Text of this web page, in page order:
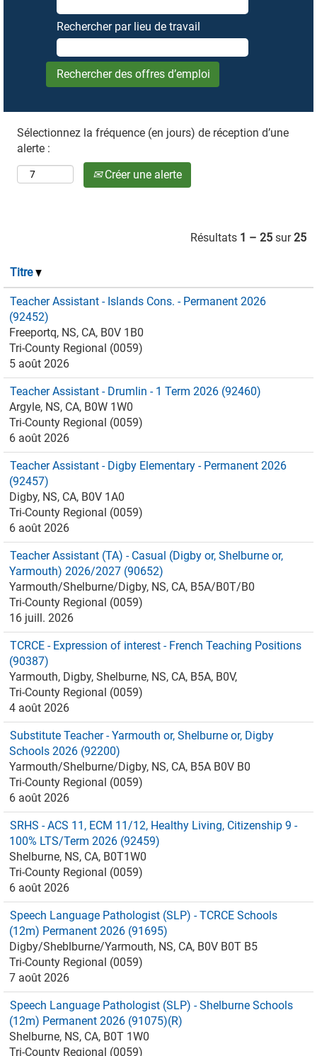
Rechercher par lieu de travail
Sélectionnez la fréquence (en jours) de réception d’une
alerte :
Créer une alerte
Résultats 1 – 25 sur25
Titre
Teacher Assistant - Islands Cons. - Permanent 2026
(92452)
Freeportq, NS, CA, B0V 1B0
Tri-County Regional (0059)
5 août 2026
Teacher Assistant - Drumlin - 1 Term 2026 (92460)
Argyle, NS, CA, B0W 1W0
Tri-County Regional (0059)
6 août 2026
Teacher Assistant - Digby Elementary - Permanent 2026
(92457)
Digby, NS, CA, B0V 1A0
Tri-County Regional (0059)
6 août 2026
Teacher Assistant (TA) - Casual (Digby or, Shelburne or,
Yarmouth) 2026/2027 (90652)
Yarmouth/Shelburne/Digby, NS, CA, B5A/B0T/B0
Tri-County Regional (0059)
16 juill. 2026
TCRCE - Expression of interest - French Teaching Positions
(90387)
Yarmouth, Digby, Shelburne, NS, CA, B5A, B0V,
Tri-County Regional (0059)
4 août 2026
Substitute Teacher - Yarmouth or, Shelburne or, Digby
Schools 2026 (92200)
Yarmouth/Shelburne/Digby, NS, CA, B5A B0V B0
Tri-County Regional (0059)
6 août 2026
SRHS - ACS 11, ECM 11/12, Healthy Living, Citizenship 9 -
100% LTS/Term 2026 (92459)
Shelburne, NS, CA, B0T1W0
Tri-County Regional (0059)
6 août 2026
Speech Language Pathologist (SLP) - TCRCE Schools
(12m) Permanent 2026 (91695)
Digby/Sheblburne/Yarmouth, NS, CA, B0V B0T B5
Tri-County Regional (0059)
7 août 2026
Speech Language Pathologist (SLP) - Shelburne Schools
(12m) Permanent 2026 (91075)(R)
Shelburne, NS, CA, B0T 1W0
Tri-County Regional (0059)